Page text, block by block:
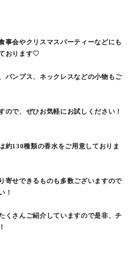
事会やクリスマスパーティーなどにも
おります♡
パンプス、ネックレスなどの小物もご
ので、ぜひお気軽にお試しください！
約130種類の香水をご用意しておりま
寄せできるものも多数ございますので
！
くさんご紹介していますので是非、チ